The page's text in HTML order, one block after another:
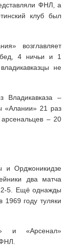
ФНЛ, а
клуб был
возглавляет
4 ничьи и 1
не
Владикавказа –
«Алании» 21 раз
– 20
и Орджоникидзе
два матча
2-5. Ещё однажды
году туляки
и «Арсенал»